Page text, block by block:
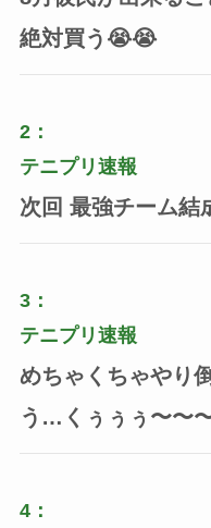
絶対買う😭😭
2：
テニプリ速報
次回 最強チーム結
3：
テニプリ速報
めちゃくちゃやり
う…くぅぅぅ〜〜
4：